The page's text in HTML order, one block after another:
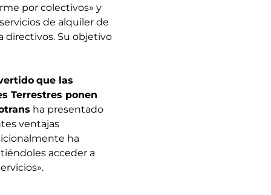
por colectivos» y
de alquiler de
directivos. Su objetivo
que las
Terrestres ponen
ha presentado
ventajas
ha
acceder a